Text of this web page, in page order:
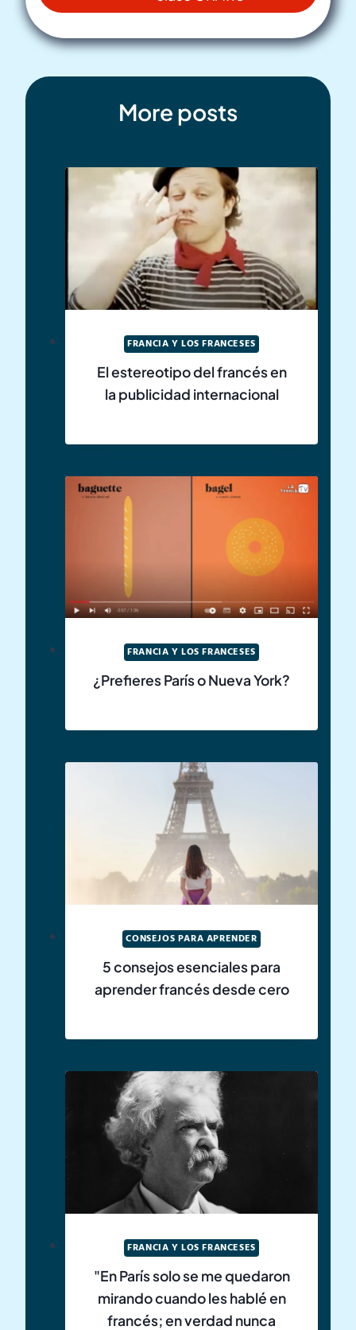
More posts
FRANCIA Y LOS FRANCESES
El estereotipo del francés en
la publicidad internacional
FRANCIA Y LOS FRANCESES
¿Prefieres París o Nueva York?
CONSEJOS PARA APRENDER
5 consejos esenciales para
aprender francés desde cero
FRANCIA Y LOS FRANCESES
"En París solo se me quedaron
mirando cuando les hablé en
francés; en verdad nunca